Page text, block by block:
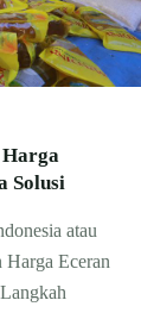
Solusi
atau
Harga Eceran